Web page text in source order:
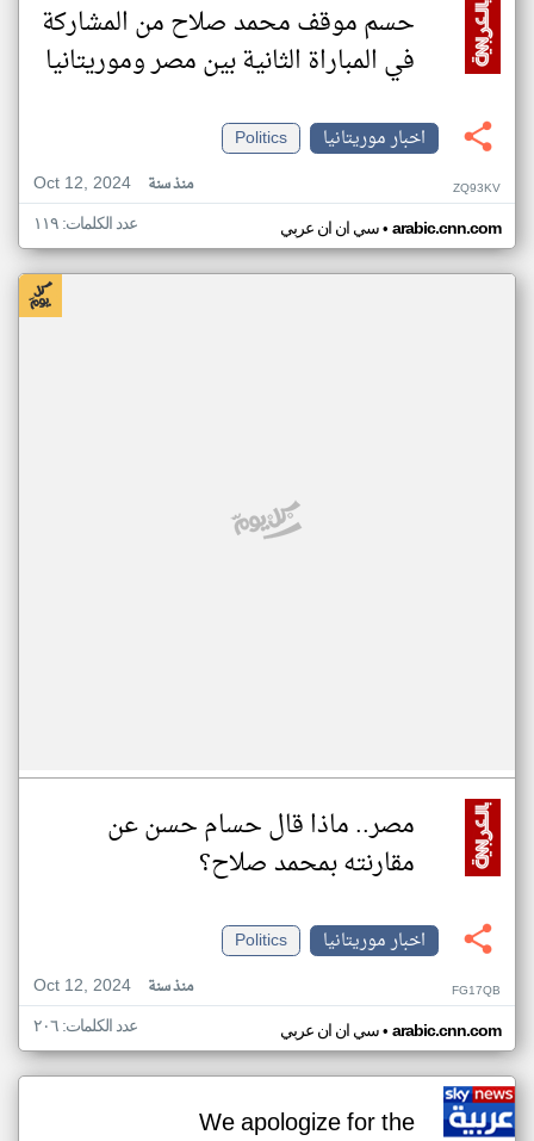
حسم موقف محمد صلاح من المشاركة
في المباراة الثانية بين مصر وموريتانيا
اخبار موريتانيا
Politics
Oct 12, 2024
منذ سنة ZQ93KV
سي ان ان عربي• arabic.cnn.com عدد الكلمات: ١١٩
مصر.. ماذا قال حسام حسن عن
مقارنته بمحمد صلاح؟
اخبار موريتانيا
Politics
Oct 12, 2024
منذ سنة FG17QB
سي ان ان عربي• arabic.cnn.com عدد الكلمات: ٢٠٦
We apologize for the